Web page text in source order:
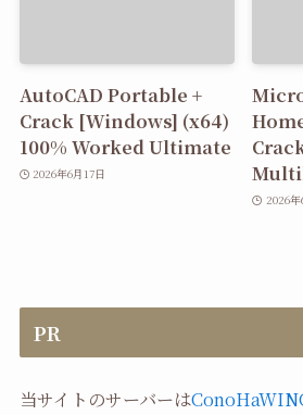
AutoCAD Portable +
Crack [Windows] (x64)
100% Worked Ultimate
2026年6月17日
2026
PR
当サイトのサーバーは